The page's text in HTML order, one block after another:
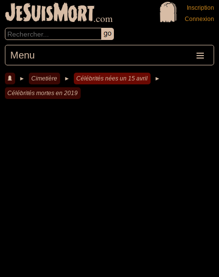
JeSuisMort.com
Menu
Inscription
Connexion
► Cimetière ► Célébrités nées un 15 avril ►
Célébrités mortes en 2019